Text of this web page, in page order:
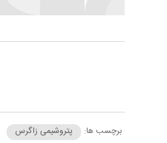
برچسب ها: پتروشیمی زاگرس